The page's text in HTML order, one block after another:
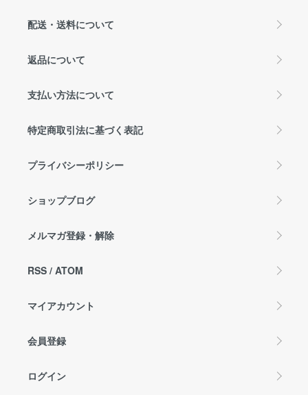
配送・送料について
返品について
支払い方法について
特定商取引法に基づく表記
プライバシーポリシー
ショップブログ
メルマガ登録・解除
RSS / ATOM
マイアカウント
会員登録
ログイン